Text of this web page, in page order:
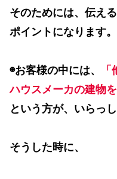
そのためには、伝え
ポイントになります。
◉お客様の中には、
ハウスメーカの建物
という方が、いらっし
そうした時に、